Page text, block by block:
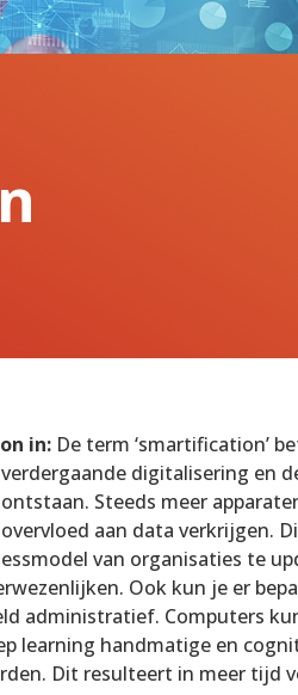
in:De term ‘smartification’
digitalisering en
Steeds meer
aan data verkrijgen.
van organisaties te
Ook kun je er
administratief. Computers
learning handmatige en
Dit resulteert in meer tijd